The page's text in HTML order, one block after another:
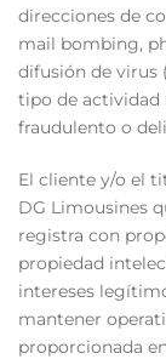
direcciones de
mail bombing,
difusión de virus
tipo de actividad
fraudulento o
El cliente y/o el
DG Limousines
registra con
propiedad
intereses
mantener
proporcionada